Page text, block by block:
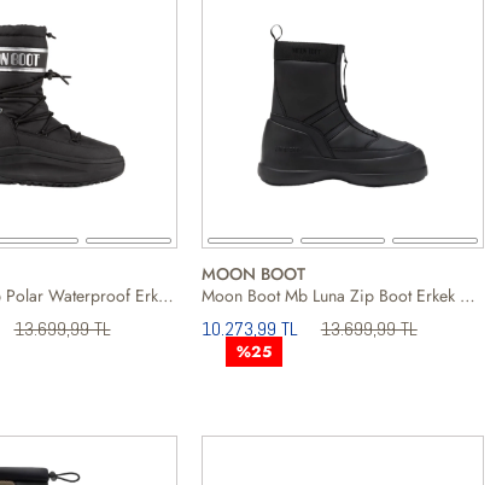
Moon Boot Mb Polar Waterproof Erkek Siyah Kar Botu
13.699,99 TL
MOON BOOT
Moon Boot Mb Luna Zip Boot Erkek Siyah Kar Botu
10.273,99 TL 13.699,99 TL
%25